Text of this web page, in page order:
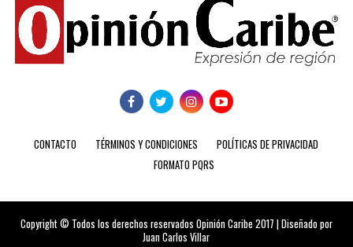
CONTACTO TÉRMINOS Y CONDICIONES
POLÍTICAS DE PRIVACIDAD
FORMATO PQRS
Copyright © Todos los derechos reservados Opinión Caribe 2017 | Diseñado por
Juan Carlos Villar